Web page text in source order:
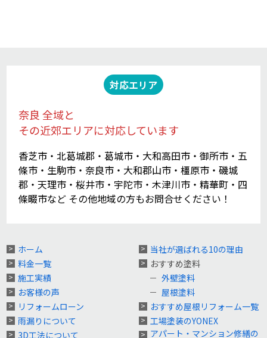
対応エリア
奈良 全域と
その近郊エリアに対応しています
香芝市・北葛城郡・葛城市・大和高田市・御所市・五
條市・生駒市・奈良市・大和郡山市・橿原市・磯城
郡・天理市・桜井市・宇陀市・木津川市・精華町・四
條畷市など その他地域の方もお問合せください！
ホーム
料金一覧
施工実績
お客様の声
リフォームローン
雨漏りについて
3D工法について
当社が選ばれる10の理由
おすすめ塗料
外壁塗料
屋根塗料
おすすめ屋根リフォーム一覧
工場塗装のYONEX
アパート・マンション修繕の